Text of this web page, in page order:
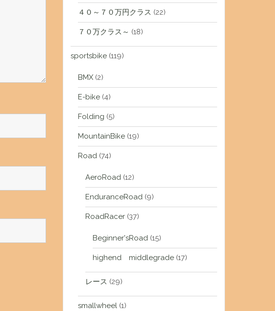
４０～７０万円クラス (22)
７０万クラス～ (18)
sportsbike (119)
BMX (2)
E-bike (4)
Folding (5)
MountainBike (19)
Road (74)
AeroRoad (12)
EnduranceRoad (9)
RoadRacer (37)
Beginner'sRoad (15)
highend middlegrade (17)
レース (29)
smallwheel (1)